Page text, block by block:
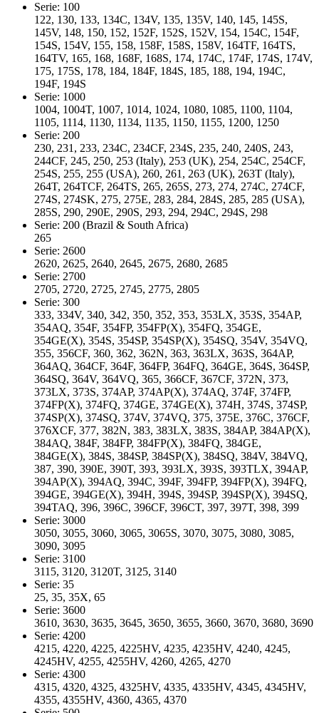
Serie: 100
122, 130, 133, 134C, 134V, 135, 135V, 140, 145, 145S,
145V, 148, 150, 152, 152F, 152S, 152V, 154, 154C, 154F,
154S, 154V, 155, 158, 158F, 158S, 158V, 164TF, 164TS,
164TV, 165, 168, 168F, 168S, 174, 174C, 174F, 174S, 174V,
175, 175S, 178, 184, 184F, 184S, 185, 188, 194, 194C,
194F, 194S
Serie: 1000
1004, 1004T, 1007, 1014, 1024, 1080, 1085, 1100, 1104,
1105, 1114, 1130, 1134, 1135, 1150, 1155, 1200, 1250
Serie: 200
230, 231, 233, 234C, 234CF, 234S, 235, 240, 240S, 243,
244CF, 245, 250, 253 (Italy), 253 (UK), 254, 254C, 254CF,
254S, 255, 255 (USA), 260, 261, 263 (UK), 263T (Italy),
264T, 264TCF, 264TS, 265, 265S, 273, 274, 274C, 274CF,
274S, 274SK, 275, 275E, 283, 284, 284S, 285, 285 (USA),
285S, 290, 290E, 290S, 293, 294, 294C, 294S, 298
Serie: 200 (Brazil & South Africa)
265
Serie: 2600
2620, 2625, 2640, 2645, 2675, 2680, 2685
Serie: 2700
2705, 2720, 2725, 2745, 2775, 2805
Serie: 300
333, 334V, 340, 342, 350, 352, 353, 353LX, 353S, 354AP,
354AQ, 354F, 354FP, 354FP(X), 354FQ, 354GE,
354GE(X), 354S, 354SP, 354SP(X), 354SQ, 354V, 354VQ,
355, 356CF, 360, 362, 362N, 363, 363LX, 363S, 364AP,
364AQ, 364CF, 364F, 364FP, 364FQ, 364GE, 364S, 364SP,
364SQ, 364V, 364VQ, 365, 366CF, 367CF, 372N, 373,
373LX, 373S, 374AP, 374AP(X), 374AQ, 374F, 374FP,
374FP(X), 374FQ, 374GE, 374GE(X), 374H, 374S, 374SP,
374SP(X), 374SQ, 374V, 374VQ, 375, 375E, 376C, 376CF,
376XCF, 377, 382N, 383, 383LX, 383S, 384AP, 384AP(X),
384AQ, 384F, 384FP, 384FP(X), 384FQ, 384GE,
384GE(X), 384S, 384SP, 384SP(X), 384SQ, 384V, 384VQ,
387, 390, 390E, 390T, 393, 393LX, 393S, 393TLX, 394AP,
394AP(X), 394AQ, 394C, 394F, 394FP, 394FP(X), 394FQ,
394GE, 394GE(X), 394H, 394S, 394SP, 394SP(X), 394SQ,
394TAQ, 396, 396C, 396CF, 396CT, 397, 397T, 398, 399
Serie: 3000
3050, 3055, 3060, 3065, 3065S, 3070, 3075, 3080, 3085,
3090, 3095
Serie: 3100
3115, 3120, 3120T, 3125, 3140
Serie: 35
25, 35, 35X, 65
Serie: 3600
3610, 3630, 3635, 3645, 3650, 3655, 3660, 3670, 3680, 3690
Serie: 4200
4215, 4220, 4225, 4225HV, 4235, 4235HV, 4240, 4245,
4245HV, 4255, 4255HV, 4260, 4265, 4270
Serie: 4300
4315, 4320, 4325, 4325HV, 4335, 4335HV, 4345, 4345HV,
4355, 4355HV, 4360, 4365, 4370